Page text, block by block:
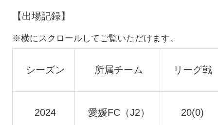
【出場記録】
シーズン 所属チーム リーグ戦
2024 愛媛FC（J2） 20(0)